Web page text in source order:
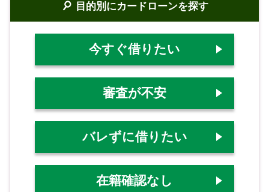
目的別にカードローンを探す
今すぐ借りたい
審査が不安
バレずに借りたい
在籍確認なし